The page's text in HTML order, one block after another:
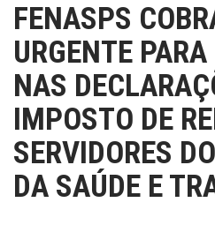
FENASPS
URGENTE
NAS
IMPOSTO DE
SERVIDORES
DA SAÚDE E